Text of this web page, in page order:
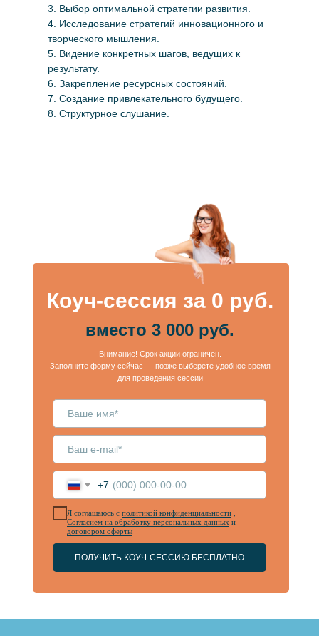
3. Выбор оптимальной стратегии развития.
4. Исследование стратегий инновационного и
творческого мышления.
5. Видение конкретных шагов, ведущих к
результату.
6. Закрепление ресурсных состояний.
7. Создание привлекательного будущего.
8. Структурное слушание.
+7
Я соглашаюсь с политикой конфиденциальности
Согласием на обработку персональных данных и
договором оферты
ПОЛУЧИТЬ КОУЧ-СЕССИЮ БЕСПЛАТНО
Коуч-сессия за 0 руб.
вместо 3 000 руб.
Внимание! Срок акции ограничен.
Заполните форму сейчас — позже выберете удобное время
для проведения сессии